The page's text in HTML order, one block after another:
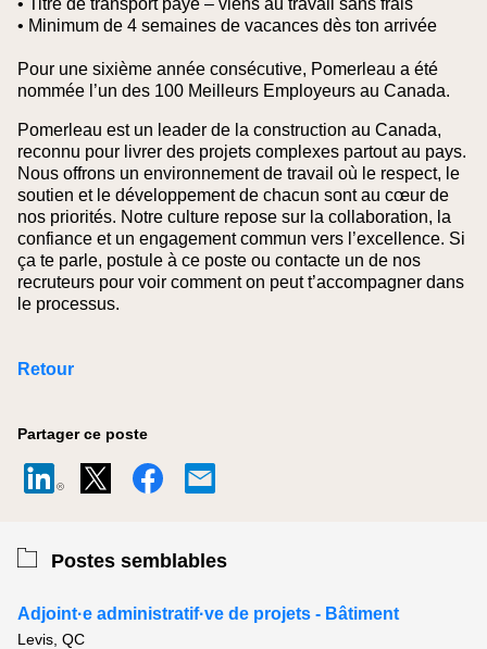
• Titre de transport payé – viens au travail sans frais
• Minimum de 4 semaines de vacances dès ton arrivée
Pour une sixième année consécutive, Pomerleau a été
nommée l’un des 100 Meilleurs Employeurs au Canada.
Pomerleau est un leader de la construction au Canada,
reconnu pour livrer des projets complexes partout au pays.
Nous offrons un environnement de travail où le respect, le
soutien et le développement de chacun sont au cœur de
nos priorités. Notre culture repose sur la collaboration, la
confiance et un engagement commun vers l’excellence. Si
ça te parle, postule à ce poste ou contacte un de nos
recruteurs pour voir comment on peut t’accompagner dans
le processus.
Retour
Partager ce poste
Postes semblables
Adjoint·e administratif·ve de projets - Bâtiment
Levis, QC